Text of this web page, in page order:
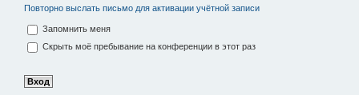
Повторно выслать письмо для активации учётной записи
Запомнить меня
Скрыть моё пребывание на конференции в этот раз